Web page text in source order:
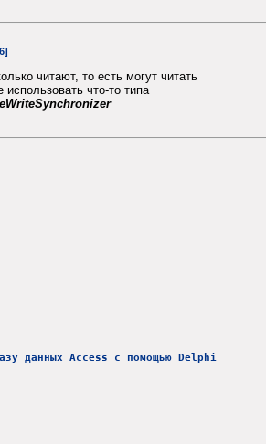
читают, то есть могут читать
что-то типа
данных Access с помощью Delphi